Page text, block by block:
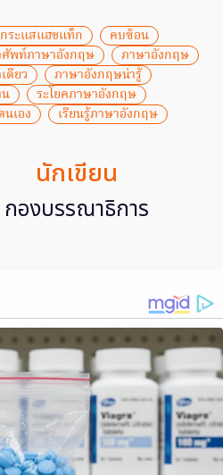
กระแสแฮชแท็ก
คบซ้อน
ศัพท์ภาษาอังกฤษ
ภาษาอังกฤษ
ดียว
ภาษาอังกฤษน่ารู้
ระโยคภาษาอังกฤษ
เอง
เรียนรู้ภาษาอังกฤษ
นักเขียน
กองบรรณาธิการ